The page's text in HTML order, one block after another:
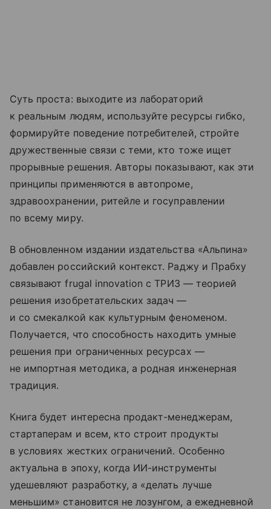
Суть проста: выходите из лабораторий
к реальным людям, используйте ресурсы гибко,
формируйте поведение потребителей, стройте
дружественные связи с теми, кто тоже ищет
прорывные решения. Авторы показывают, как эти
принципы применяются в автопроме,
здравоохранении, ритейле и госуправлении
по всему миру.
В обновленном издании издательства «Альпина»
добавлен российский контекст. Раджу и Прабху
связывают frugal innovation с ТРИЗ — теорией
решения изобретательских задач —
и со смекалкой как культурным феноменом.
Получается, что способность находить умные
решения при ограниченных ресурсах —
не импортная методика, а родная инженерная
традиция.
Книга будет интересна продакт-менеджерам,
стартаперам и всем, кто строит продукты
в условиях жестких ограничений. Особенно
актуальна в эпоху, когда ИИ-инструменты
удешевляют разработку, а «делать лучше
меньшим» становится не лозунгом, а ежедневной